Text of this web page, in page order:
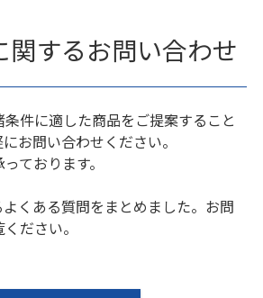
関するお問い合わせ
件に適した商品をご提案すること
お問い合わせください。
ております。
くある質問をまとめました。お問
ださい。